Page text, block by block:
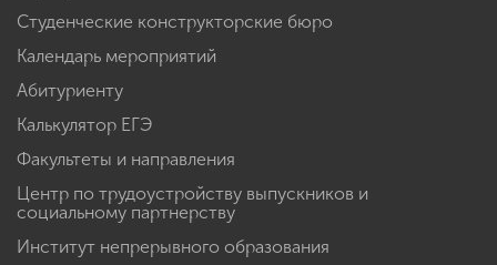
Студенческие конструкторские бюро
Календарь мероприятий
Абитуриенту
Калькулятор ЕГЭ
Факультеты и направления
Центр по трудоустройству выпускников и
социальному партнерству
Институт непрерывного образования